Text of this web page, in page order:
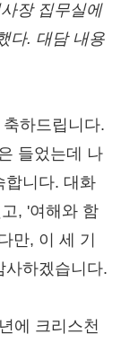
장 집무실에
다. 대담 내용
하드립니다.
들었는데 나
합니다. 대화
, '여해와 함
만, 이 세 기
사하겠습니다.
에 크리스천